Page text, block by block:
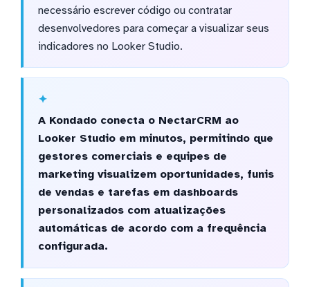
necessário escrever código ou contratar
desenvolvedores para começar a visualizar seus
indicadores no Looker Studio.
A Kondado conecta o NectarCRM ao
Looker Studio em minutos, permitindo que
gestores comerciais e equipes de
marketing visualizem oportunidades, funis
de vendas e tarefas em dashboards
personalizados com atualizações
automáticas de acordo com a frequência
configurada.